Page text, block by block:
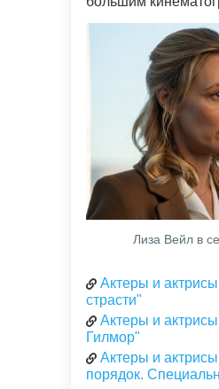
Лиза Вейл в
Актеры и
страсти"
Актеры и
Гилмор"
Актеры и
порядок.